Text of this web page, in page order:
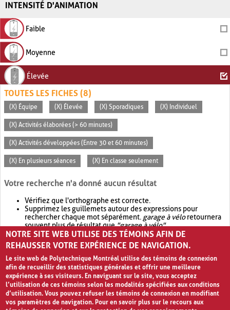
INTENSITÉ D'ANIMATION
Faible
Moyenne
Élevée
TOUTES LES FICHES (8)
(X) Équipe (X) Élevée (X) Sporadiques (X) Individuel
(X) Activités élaborées (> 60 minutes)
(X) Activités développées (Entre 30 et 60 minutes)
(X) En plusieurs séances (X) En classe seulement
Votre recherche n'a donné aucun résultat
Vérifiez que l'orthographe est correcte.
Supprimez les guillemets autour des expressions pour
rechercher chaque mot séparément. garage à véloretournera
souvent plus de résultat que"garage à vélo".
Envisagez d'élargir votre recherche avec OR.garage OR vélo
retournera souvent plus de résultat quegarage à vélo
NOTRE SITE WEB UTILISE DES TÉMOINS AFIN DE
REHAUSSER VOTRE EXPÉRIENCE DE NAVIGATION.
Le site web de Polytechnique Montréal utilise des témoins de connexion
afin de recueillir des statistiques générales et offrir une meilleure
expérience à ses visiteurs. En naviguant sur le site, vous acceptez
l’utilisation de ces témoins selon les modalités spécifiées aux conditions
d’utilisation. Vous pouvez refuser les témoins de connexion en modifiant
vos paramètres de navigation. Pour en savoir plus sur le recours aux